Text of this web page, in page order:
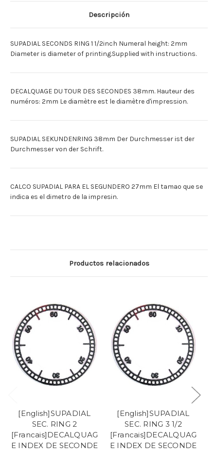
RING
39MM
VUELTA
39MM
RING
39MM
VUELTA
39MM
Descripción
SUPADIAL SECONDS RING 1 1/2inch Numeral height: 2mm
Diameter is diameter of printing.Supplied with instructions.
DECALQUAGE DU TOUR DES SECONDES 38mm. Hauteur des
numéros: 2mm Le diamètre est le diamètre d'impression.
SUPADIAL SEKUNDENRING 38mm Der Durchmesser ist der
Durchmesser von der Schrift.
CALCO SUPADIAL PARA EL SEGUNDERO 27mm El tamao que se
indica es el dimetro de la impresin.
Productos relacionados
[English]SUPADIAL
SEC. RING 2
[Francais]DECALQUAG
E INDEX DE SECONDE
[English]SUPADIAL
SEC. RING 3 1/2
[Francais]DECALQUAG
E INDEX DE SECONDE